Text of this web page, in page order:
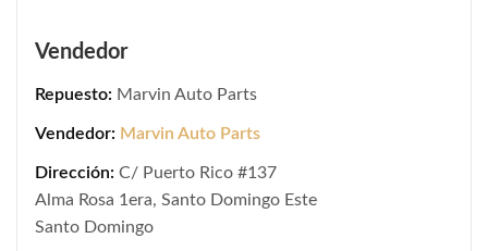
Vendedor
Repuesto: Marvin Auto Parts
Vendedor: Marvin Auto Parts
Dirección: C/ Puerto Rico #137
Alma Rosa 1era, Santo Domingo Este
Santo Domingo